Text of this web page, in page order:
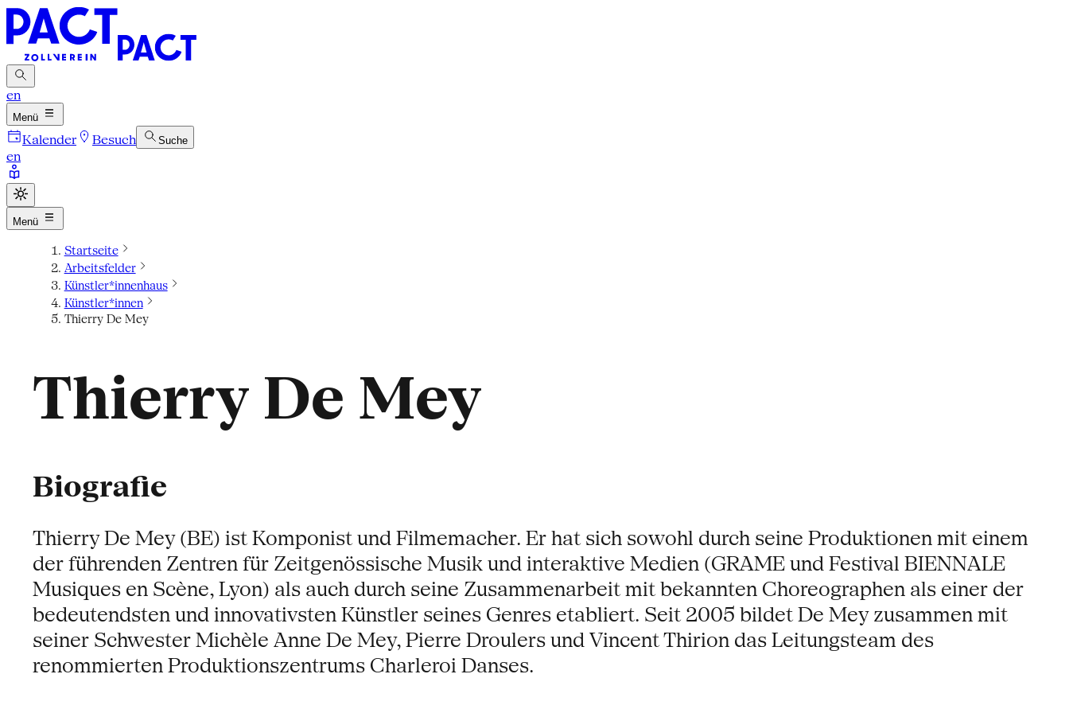
en
Menü
Kalender Besuch Suche
en
Menü
Startseite
Arbeitsfelder
Künstler*innenhaus
Künstler*innen
Thierry De Mey
Thierry De Mey
Biografie
Thierry De Mey (BE) ist Komponist und Filmemacher. Er hat sich sowohl durch seine Produktionen mit einem
der führenden Zentren für Zeitgenössische Musik und interaktive Medien (GRAME und Festival BIENNALE
Musiques en Scène, Lyon) als auch durch seine Zusammenarbeit mit bekannten Choreographen als einer der
bedeutendsten und innovativsten Künstler seines Genres etabliert. Seit 2005 bildet De Mey zusammen mit
seiner Schwester Michèle Anne De Mey, Pierre Droulers und Vincent Thirion das Leitungsteam des
renommierten Produktionszentrums Charleroi Danses.